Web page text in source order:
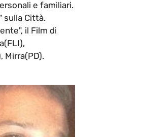
e familiari.
sulla Città.
il Film di
Mirra(PD).